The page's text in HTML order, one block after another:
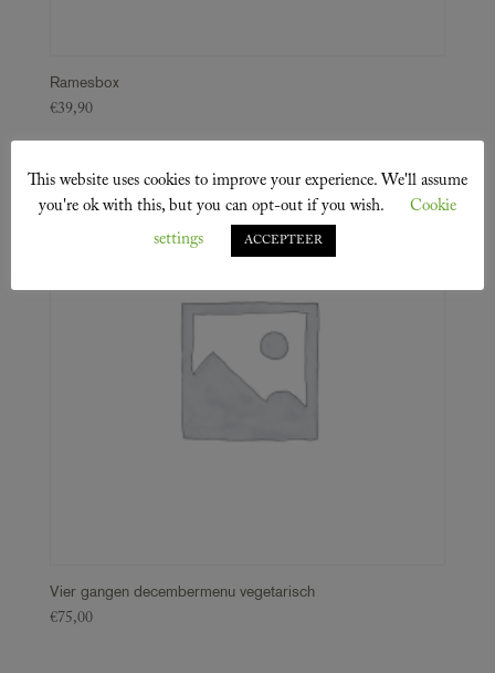
Ramesbox
€39,90
Vier gangen decembermenu vegetarisch
€75,00
This website uses cookies to improve your experience. We'll assume
you're ok with this, but you can opt-out if you wish.
Cookie
settings
ACCEPTEER